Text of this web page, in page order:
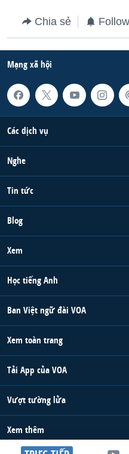
Chia sẻ
Mạng xã hội
Các dịch vụ
Nghe
Tin tức
Blog
Xem
Học tiếng Anh
Ban Việt ngữ đài VOA
Xem toàn trang
Tải App của VOA
Vượt tường lửa
Xem thêm